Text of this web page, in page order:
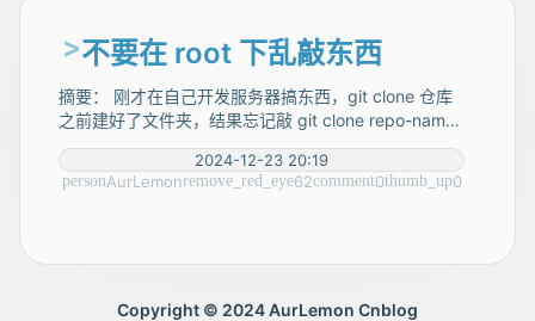
不要在 root 下乱敲东西
摘要： 刚才在自己开发服务器搞东西，git clone 仓库
之前建好了文件夹，结果忘记敲 git clone repo-name .
后面的点，我想着直接 rm 掉，脑子一抽敲了 rm -rf /
*，敲完以后发现有点不对劲，冒出来了几行 cannot re
move 突然反应过来，马上敲了 ^C，但是打开一看
2024-12-23 20:19
AurLemon
62 0 0
Copyright © 2024 AurLemon Cnblog